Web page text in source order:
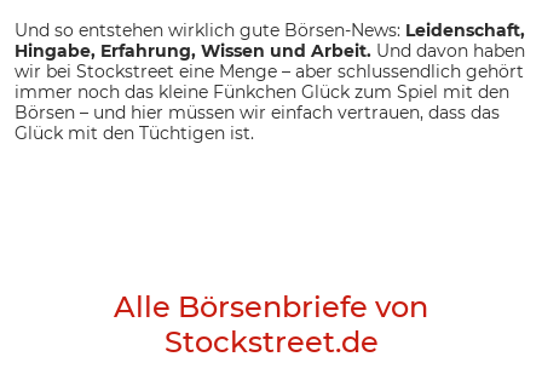
Und so entstehen wirklich gute Börsen-News: Leidenschaft,
Hingabe, Erfahrung, Wissen und Arbeit. Und davon haben
wir bei Stockstreet eine Menge – aber schlussendlich gehört
immer noch das kleine Fünkchen Glück zum Spiel mit den
Börsen – und hier müssen wir einfach vertrauen, dass das
Glück mit den Tüchtigen ist.
Alle Börsenbriefe von
Stockstreet.de